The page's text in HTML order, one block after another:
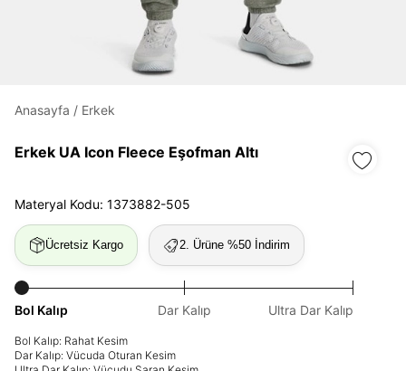
Anasayfa / Erkek
Erkek UA Icon Fleece Eşofman Altı
Materyal Kodu: 1373882-505
Ücretsiz Kargo 2. Ürüne %50 İndirim
Bol Kalıp Dar Kalıp Ultra Dar Kalıp
Bol Kalıp: Rahat Kesim
Dar Kalıp: Vücuda Oturan Kesim
Daha hızlı ödeme. Hızlı sipariş takibi.